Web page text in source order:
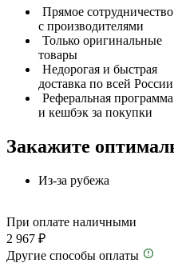
Прямое сотрудничество
с производителями
Только оригинальные
товары
Недорогая и быстрая
доставка по всей России
Реферальная программа
и кешбэк за покупки
Закажите
Из-за рубежа
При оплате наличными
2 967 ₽
Другие способы оплаты